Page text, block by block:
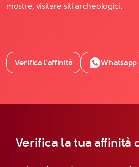
mostre, visitare siti archeologici.
Verifica l’affinità Whatsapp
Verifica la tua affinità